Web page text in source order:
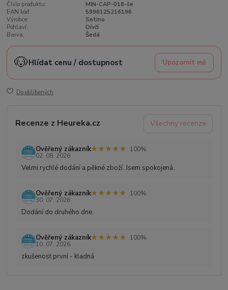
Číslo produktu:
MIN-CAP-018-še
EAN kód:
5996125216196
Výrobce:
Setino
Pohlaví:
Dívčí
Barva:
Šedá
🐶Hlídat cenu / dostupnost Upozornit mě
Do oblíbených
Recenze z Heureka.cz Všechny recenze
Ověřený zákazník★★★★★
★★★★★
100%
02. 08. 2026
Velmi rychlé dodání a pěkné zboží. Jsem spokojená.
Ověřený zákazník★★★★★
★★★★★
100%
30. 07. 2026
Dodání do druhého dne.
Ověřený zákazník★★★★★
★★★★★
100%
10. 07. 2026
zkušenost první - kladná